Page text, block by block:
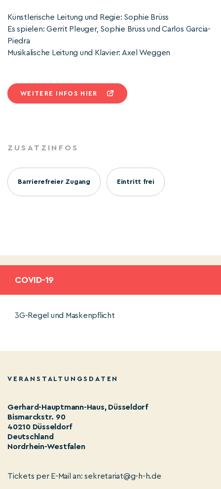
Künstlerische Leitung und Regie: Sophie Brüss
Es spielen: Gerrit Pleuger, Sophie Brüss und Carlos Garcia-
Piedra
Musikalische Leitung und Klavier: Axel Weggen
WEITERE INFOS HIER
ZUSATZINFOS
Barrierefreier Zugang Eintritt frei
COVID-19
3G-Regel und Maskenpflicht
VERANSTALTUNGSDATEN
Gerhard-Hauptmann-Haus, Düsseldorf
Bismarckstr. 90
40210 Düsseldorf
Deutschland
Nordrhein-Westfalen
Tickets per E-Mail an: sekretariat@g-h-h.de